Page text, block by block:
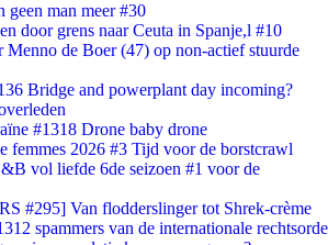
man meer #30
door grens naar Ceuta in Spanje,l #10
Menno de Boer (47) op non-actief stuurde
Bridge and powerplant day incoming?
#1318 Drone baby drone
femmes 2026 #3 Tijd voor de borstcrawl
vol liefde 6de seizoen #1 voor de
#295] Van flodderslinger tot Shrek-crème
spammers van de internationale rechtsorde